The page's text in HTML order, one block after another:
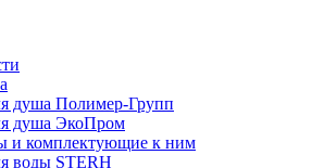
душа Полимер-Групп
душа ЭкоПром
и комплектующие к ним
воды STERH